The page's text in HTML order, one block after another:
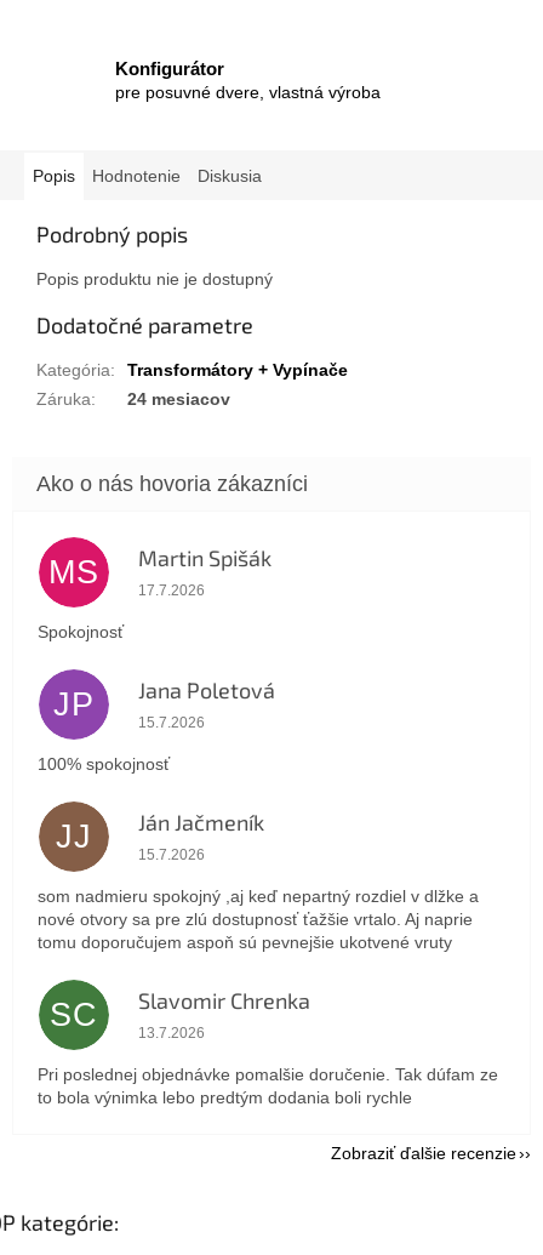
Konfigurátor
pre posuvné dvere, vlastná výroba
Popis Hodnotenie Diskusia
Podrobný popis
Popis produktu nie je dostupný
Dodatočné parametre
Kategória:
Transformátory + Vypínače
Záruka: 24 mesiacov
MS Martin Spišák
Hodnotenie obchodu je 5 z 5 hviezdičiek.
17.7.2026
Spokojnosť
JP Jana Poletová
Hodnotenie obchodu je 5 z 5 hviezdičiek.
15.7.2026
100% spokojnosť
JJ Ján Jačmeník
Hodnotenie obchodu je 5 z 5 hviezdičiek.
15.7.2026
som nadmieru spokojný ,aj keď nepartný rozdiel v dlžke a
nové otvory sa pre zlú dostupnosť ťažšie vrtalo. Aj naprie
tomu doporučujem aspoň sú pevnejšie ukotvené vruty
SC Slavomir Chrenka
Hodnotenie obchodu je 5 z 5 hviezdičiek.
13.7.2026
Pri poslednej objednávke pomalšie doručenie. Tak dúfam ze
to bola výnimka lebo predtým dodania boli rychle
Zobraziť ďalšie recenzie
kategórie: